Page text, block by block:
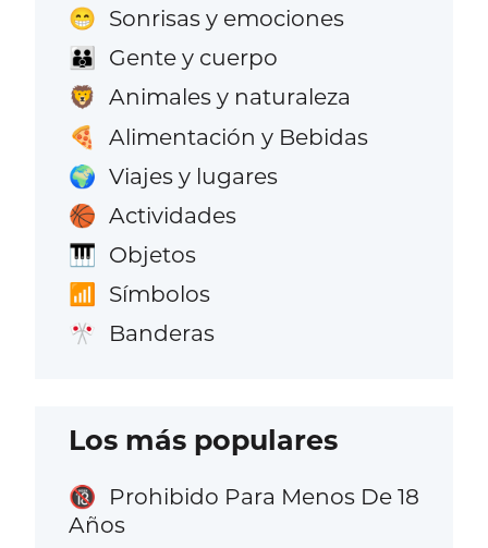
😁 Sonrisas y emociones
👪 Gente y cuerpo
🦁 Animales y naturaleza
🍕 Alimentación y Bebidas
🌍 Viajes y lugares
🏀 Actividades
🎹 Objetos
📶 Símbolos
🎌 Banderas
Los más populares
🔞
Prohibido Para Menos De 18
Años